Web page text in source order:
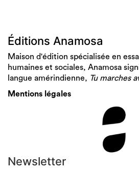
Éditions Anamosa
Maison d'édition spécialisée en
humaines et sociales, Anamosa
langue amérindienne, Tu marches
Mentions légales
Newsletter